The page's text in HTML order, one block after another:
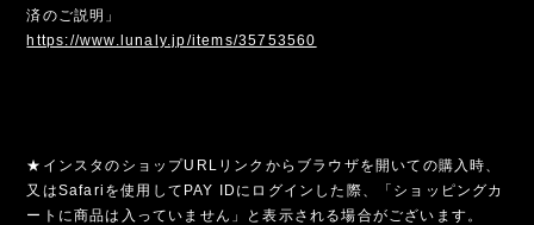
済のご説明」
https://www.lunaly.jp/items/35753560
★インスタのショップURLリンクからブラウザを開いての購入時、
又はSafariを使用してPAY IDにログインした際、「ショッピングカ
ートに商品は入っていません」と表示される場合がございます。